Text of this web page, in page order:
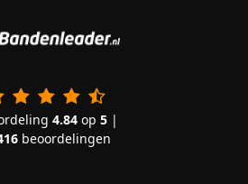
4.84op 5|
beoordelingen